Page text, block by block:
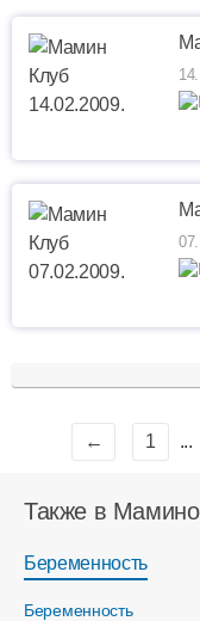
← 1 ...
Также в
Беременность
Беременность